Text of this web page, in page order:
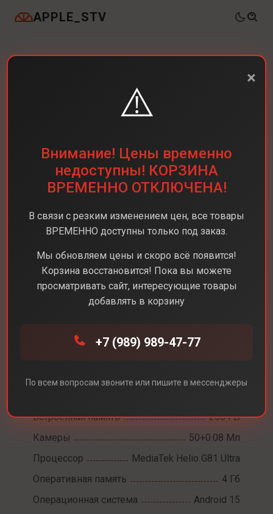
APPLE_STV
Xiaomi Redmi 15c
Встроенная память
256 ГБ
Камеры
50+0.08 Мп
Процессор
MediaTek Helio G81 Ultra
Оперативная память
4 Гб
Операционная система
Android 15
×
⚠️
Внимание! Цены временно
недоступны! КОРЗИНА
ВРЕМЕННО ОТКЛЮЧЕНА!
В связи с резким изменением цен, все товары
ВРЕМЕННО доступны только под заказ.
Мы обновляем цены и скоро всё появится!
Корзина восстановится! Пока вы можете
просматривать сайт, интересующие товары
добавлять в корзину
+7 (989) 989-47-77
По всем вопросам звоните или пишите в мессенджеры